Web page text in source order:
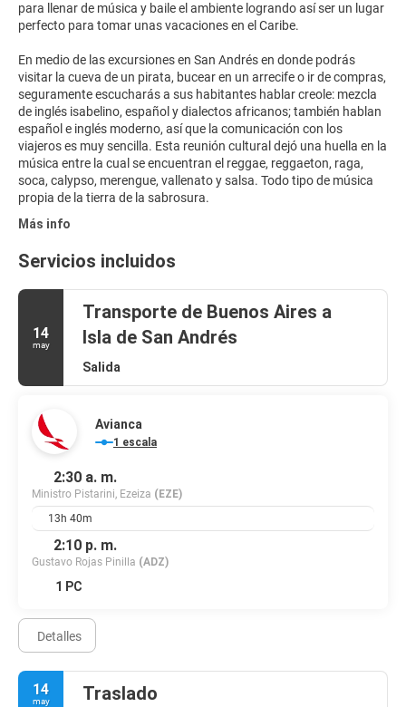
para llenar de música y baile el ambiente logrando así ser un lugar
perfecto para tomar unas vacaciones en el Caribe.
En medio de las excursiones en San Andrés en donde podrás
visitar la cueva de un pirata, bucear en un arrecife o ir de compras,
seguramente escucharás a sus habitantes hablar creole: mezcla
de inglés isabelino, español y dialectos africanos; también hablan
español e inglés moderno, así que la comunicación con los
viajeros es muy sencilla. Esta reunión cultural dejó una huella en la
música entre la cual se encuentran el reggae, reggaeton, raga,
soca, calypso, merengue, vallenato y salsa. Todo tipo de música
propia de la tierra de la sabrosura.
Más info
Servicios incluidos
14
may
Transporte de Buenos Aires a
Isla de San Andrés
Salida
Avianca
1 escala
2:30 a. m.
Ministro Pistarini, Ezeiza (EZE)
13h 40m
2:10 p. m.
Gustavo Rojas Pinilla (ADZ)
1 PC
Detalles
14
may Traslado